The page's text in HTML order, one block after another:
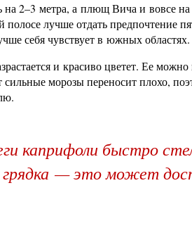
на 2–3 метра, а плющ Вича и вовсе
лучше отдать предпочтение
себя чувствует в южных областях.
и красиво цветет. Ее
морозы переносит плохо,
каприфоли быстро
грядка — это может